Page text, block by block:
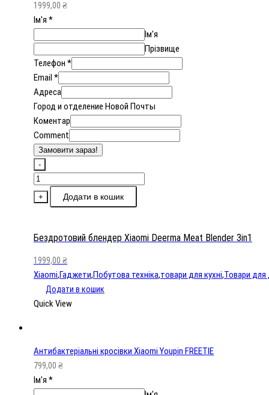
1999,00 ₴
Ім'я *
Ім'я
Прізвище
Телефон *
Email *
Адреса
Город и отделение Новой Почты
Коментар
Comment
Замовити зараз!
-
Бездротовий
блендер
Xiaomi
Meat
3in1
кількість
+ Додати в кошик
Бездротовий блендер Xiaomi Deerma Meat Blender 3in1
1999,00 ₴
Xiaomi,Гаджети,Побутова техніка,товари для кухні,Товари
Додати в кошик
Quick View
Антибактеріальні кросівки Xiaomi Youpin FREETIE
799,00 ₴
Ім'я *